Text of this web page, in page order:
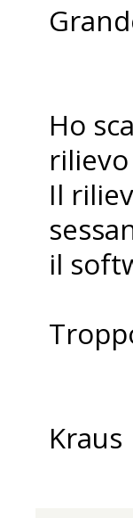
Ho
Il
il
Kraus